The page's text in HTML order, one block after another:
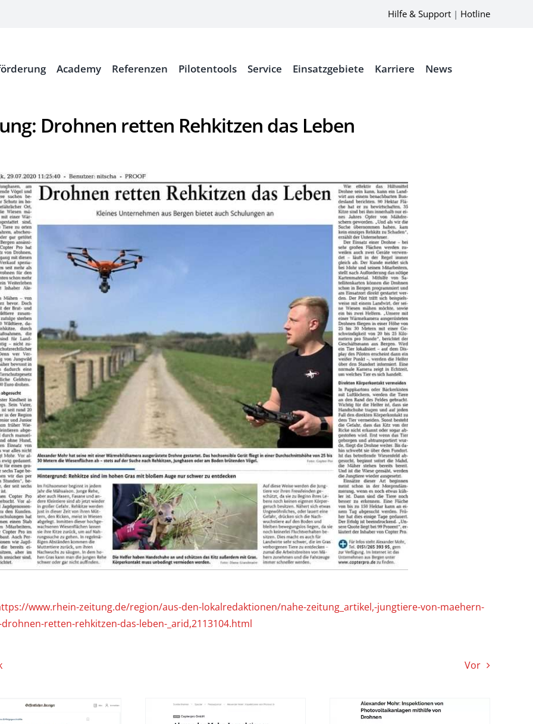
Hilfe & Support | Hotline
Academy Referenzen Pilotentools Service Einsatzgebiete Karriere News
Drohnen retten Rehkitzen das Leben
www.rhein-zeitung.de/region/aus-den-lokalredaktionen/nahe-zeitung_artikel,-jungtiere-von-maehern-
retten-rehkitzen-das-leben-_arid,2113104.html
Vor
Alexander Mohr:
Alexander Mohr: